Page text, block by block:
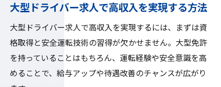
大型ドライバー求人で高収入を実現する方法
大型ドライバー求人で高収入を実現するには、まずは資
格取得と安全運転技術の習得が欠かせません。大型免許
を持っていることはもちろん、運転経験や安全意識を高
めることで、給与アップや待遇改善のチャンスが広がり